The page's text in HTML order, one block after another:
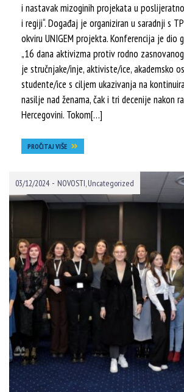
i nastavak mizoginih projekata u
i regiji“. Događaj je organiziran u saradnji s
okviru UNIGEM projekta. Konferencija je dio
„16 dana aktivizma protiv rodno
je stručnjake/inje, aktiviste/ice, akademsko
studente/ice s ciljem ukazivanja na
nasilje nad ženama, čak i tri decenije nakon
Hercegovini. Tokom[…]
PROČITAJ VIŠE
03/12/2024 - NOVOSTI,Uncategorized